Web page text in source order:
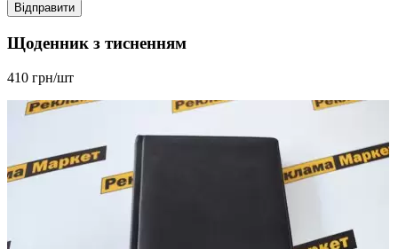
Щоденник з тисненням
410 грн/шт